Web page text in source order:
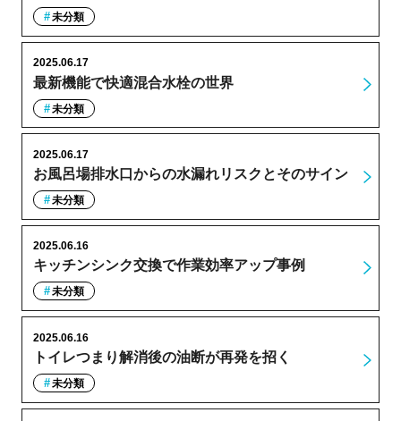
未分類
最新機能で快適混合水栓の世界
2025.06.17
未分類
お風呂場排水口からの水漏れリスクとそのサイン
2025.06.17
未分類
キッチンシンク交換で作業効率アップ事例
2025.06.16
未分類
トイレつまり解消後の油断が再発を招く
2025.06.16
未分類